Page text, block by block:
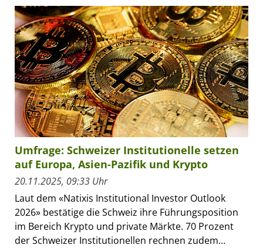
Umfrage: Schweizer Institutionelle setzen
auf Europa, Asien-Pazifik und Krypto
20.11.2025, 09:33 Uhr
Laut dem «Natixis Institutional Investor Outlook
2026» bestätige die Schweiz ihre Führungsposition
im Bereich Krypto und private Märkte. 70 Prozent
der Schweizer Institutionellen rechnen zudem...